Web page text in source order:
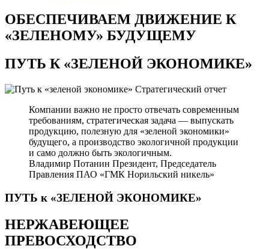
ОБЕСПЕЧИВАЕМ ДВИЖЕНИЕ К
«ЗЕЛЕНОМУ» БУДУЩЕМУ
ПУТЬ К«ЗЕЛЕНОЙ ЭКОНОМИКЕ»
Стратегический отчет
Компании важно не просто отвечать современным
требованиям, стратегическая задача — выпускать
продукцию, полезную для «зеленой экономики»
будущего, а производство экологичной продукции
и само должно быть экологичным.
Владимир Потанин Президент, Председатель
Правления ПАО «ГМК Норильский никель»
ПУТЬ к «ЗЕЛЕНОЙ ЭКОНОМИКЕ»
НЕРЖАВЕЮЩЕЕ
ПРЕВОСХОДСТВО